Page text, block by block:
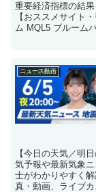
重要経済指標の結
【おススメサイト
ム MQL5 ブルーム
ニュース動画
【今日の天気／明
気予報や最新気象
士がわかりやすく
真・動画、ライブ